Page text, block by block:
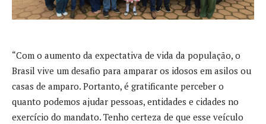
“Com o aumento da expectativa de vida da população, o
Brasil vive um desafio para amparar os idosos em asilos ou
casas de amparo. Portanto, é gratificante perceber o
quanto podemos ajudar pessoas, entidades e cidades no
exercício do mandato. Tenho certeza de que esse veículo